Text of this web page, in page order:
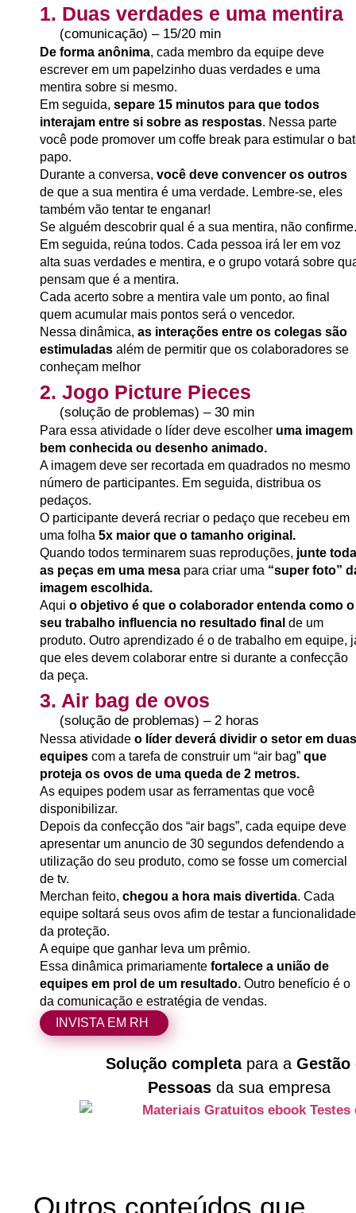
1. Duas verdades e uma mentira
(comunicação) – 15/20 min
De forma anônima, cada membro da equipe deve
escrever em um papelzinho duas verdades e uma
mentira sobre si mesmo.
Em seguida, separe 15 minutos para que todos
interajam entre si sobre as respostas. Nessa parte
você pode promover um coffe break para estimular o
papo.
Durante a conversa, você deve convencer os outros
de que a sua mentira é uma verdade. Lembre-se, eles
também vão tentar te enganar!
Se alguém descobrir qual é a sua mentira, não confirme.
Em seguida, reúna todos. Cada pessoa irá ler em voz
alta suas verdades e mentira, e o grupo votará sobre
pensam que é a mentira.
Cada acerto sobre a mentira vale um ponto, ao final
quem acumular mais pontos será o vencedor.
Nessa dinâmica, as interações entre os colegas são
estimuladas além de permitir que os colaboradores se
conheçam melhor
2. Jogo Picture Pieces
(solução de problemas) – 30 min
Para essa atividade o líder deve escolher uma imagem
bem conhecida ou desenho animado.
A imagem deve ser recortada em quadrados no mesmo
número de participantes. Em seguida, distribua os
pedaços.
O participante deverá recriar o pedaço que recebeu em
uma folha 5x maior que o tamanho original.
Quando todos terminarem suas reproduções, junte
as peças em uma mesa para criar uma “super foto”
imagem escolhida.
Aqui o objetivo é que o colaborador entenda como o
seu trabalho influencia no resultado final de um
produto. Outro aprendizado é o de trabalho em equipe,
que eles devem colaborar entre si durante a confecção
da peça.
3. Air bag de ovos
(solução de problemas) – 2 horas
Nessa atividade o líder deverá dividir o setor em duas
equipes com a tarefa de construir um “air bag” que
proteja os ovos de uma queda de 2 metros.
As equipes podem usar as ferramentas que você
disponibilizar.
Depois da confecção dos “air bags”, cada equipe deve
apresentar um anuncio de 30 segundos defendendo a
utilização do seu produto, como se fosse um comercial
de tv.
Merchan feito, chegou a hora mais divertida. Cada
equipe soltará seus ovos afim de testar a funcionalidade
da proteção.
A equipe que ganhar leva um prêmio.
Essa dinâmica primariamente fortalece a união de
equipes em prol de um resultado. Outro benefício é o
da comunicação e estratégia de vendas.
INVISTA EM RH
Solução completapara a Gestão
Pessoas da sua empresa
Outros conteúdos que